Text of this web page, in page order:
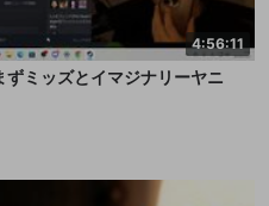
4:56:11
ミッズとイマジナリーヤニ